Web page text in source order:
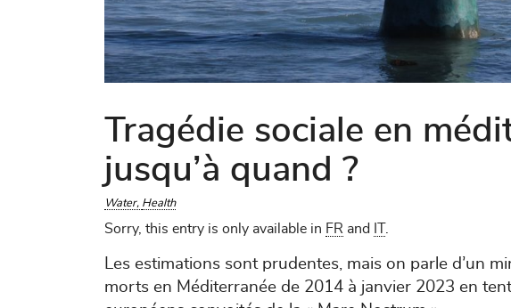
Tragédie sociale en
jusqu’à quand ?
Water Health
Sorry, this entry is only available in FR and
Les estimations sont prudentes, mais on parle d’un
morts en Méditerranée de 2014 à janvier 2023 en